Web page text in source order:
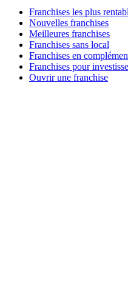
Franchises les plus
Nouvelles franchises
Meilleures franchises
Franchises sans local
Franchises en
Franchises pour
Ouvrir une franchise